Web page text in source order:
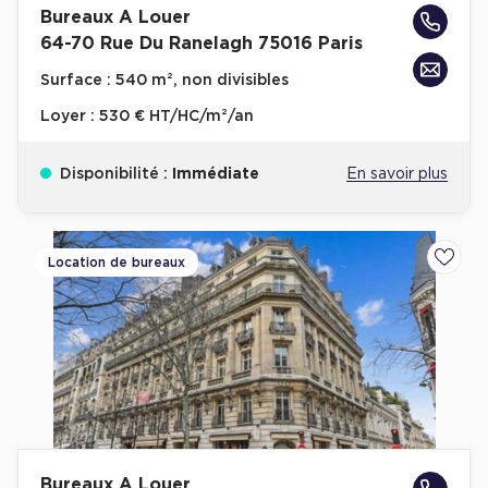
Achat de Bureaux à Rennes
Bureaux certifiés - Environnement
Location bureaux Bellecour - Cordeliers (Lyon)
Haussmanniens
Location d'Entrepôts / Activités
Location d'Entrepôts / Activités à Aix-en-Provence
Location d'Entrepôts / Activités à Saint-Priest
Bureaux A Louer
64-70 Rue Du Ranelagh 75016 Paris
Surface : 540 m², non divisibles
Loyer : 530 € HT/HC/m²/an
Disponibilité : Immédiate En savoir plus
Location de bureaux